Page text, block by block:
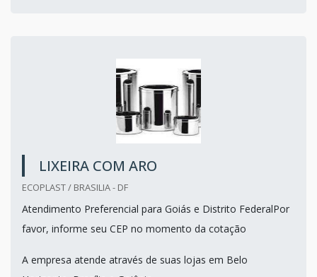
LIXEIRA COM ARO
ECOPLAST / BRASILIA - DF
Atendimento Preferencial para Goiás e Distrito FederalPor
favor, informe seu CEP no momento da cotação
A empresa atende através de suas lojas em Belo